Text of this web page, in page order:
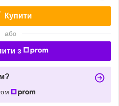
Купити
або
з